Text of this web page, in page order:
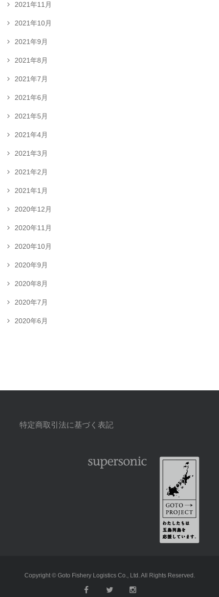
2021年11月
2021年10月
2021年9月
2021年8月
2021年7月
2021年6月
2021年5月
2021年4月
2021年3月
2021年2月
2021年1月
2020年12月
2020年11月
2020年10月
2020年9月
2020年8月
2020年7月
2020年6月
特定商取引法に基づく表記
Copyright © Goto Fishery Logistics Co., Ltd. All Rights Reserved.